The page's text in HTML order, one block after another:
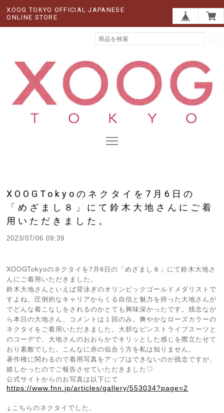
XOOG TOKYO OFFICIAL JAPANESE
ONLINE STORE
XOOGTokyoのネクタイを7月6日の
「めざまし８」にて鈴木大地さんにご着
用いただきました。
2023/07/06 09:39
XOOGTokyoのネクタイを7月6日の「めざまし８」にて鈴木大地さ
んにご着用いただきました。
鈴木大地さんといえば背泳ぎのオリンピックゴールドメダリストで
すよね。圧倒的なキャリアからくる自信と魅力を持った大地さんが
でどんな着こなしをされるのかとても興味深かったです。残念なが
ら本日の大地さん、コメントは１回のみ。爽やかなローズカラーの
ネクタイをご着用いただきました。大胆なピンストライプスーツと
のコーデで、大地さんのおおらかでキリッとした感じを際立たせて
おり素敵でした。こんなに赤の似合う方を私は知りません。
著作権に関わるので着用写真をアップはできないのが残念ですが、
嬉しかったのでご報告させていただきました♡
公式サイトからのお写真は以下にて
https://www.fnn.jp/articles/gallery/553034?page=2
↓こちらのネクタイでした。